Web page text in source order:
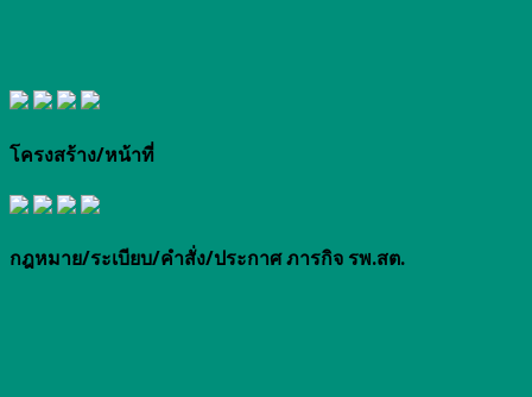
โครงสร้าง/หน้าที่
กฎหมาย/ระเบียบ/คำสั่ง/ประกาศ ภารกิจ รพ.สต.